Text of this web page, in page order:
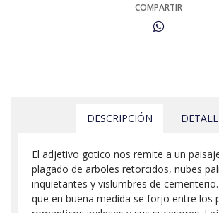
COMPARTIR
DESCRIPCIÓN
El adjetivo gotico nos remite a un
plagado de arboles retorcidos, nubes
inquietantes y vislumbres de
que en buena medida se forjo entre los